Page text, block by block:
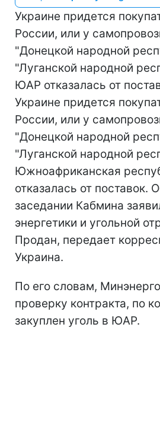
Украине придется
России, или у
"Донецкой народной
"Луганской народной
ЮАР отказалась от
Украине придется
России, или у
"Донецкой народной
"Луганской народной
Южноафриканская
отказалась от поставок.
заседании Кабмина
энергетики и угольной
Продан, передает
Украина.
По его словам,
проверку контракта, по
закуплен уголь в ЮАР.